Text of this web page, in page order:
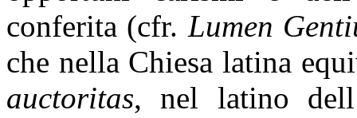
conferita (cfr. Lumen
che nella Chiesa latina
auctoritas, nel latino